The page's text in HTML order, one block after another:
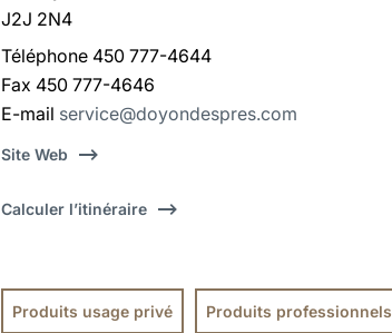
J2J 2N4
Téléphone 450 777-4644
Fax 450 777-4646
E-mail service@doyondespres.com
Site Web
Calculer l’itinéraire
Produits usage privé Produits professionnels